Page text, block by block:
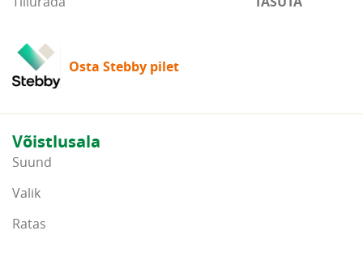
Osta Stebby pilet
Võistlusala
Suund
Valik
Ratas